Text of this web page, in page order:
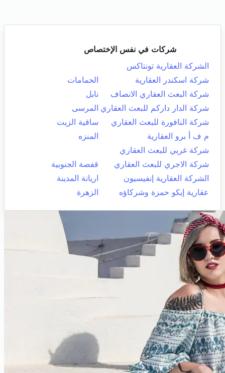
شركات في نفس الإختصاص
الشركة العقارية تونتاكس
شركة اسكندر العقارية
الحمامات
شركة البعث العقاري الانصاف
نابل
شركة الدار داركم للبعث العقاري المرسى
شركة النافورة للبعث العقاري
ساقية الزيت
م ف أ برو العقارية
المنزه
شركة غربي للبعث العقاري
شركة الاجري للبعث العقاري
قفصة الجنوبية
الشركة العقارية إنفيسيون
اريانة المدينة
عقارية إيكو حمزة وشركاؤه
الزهرة